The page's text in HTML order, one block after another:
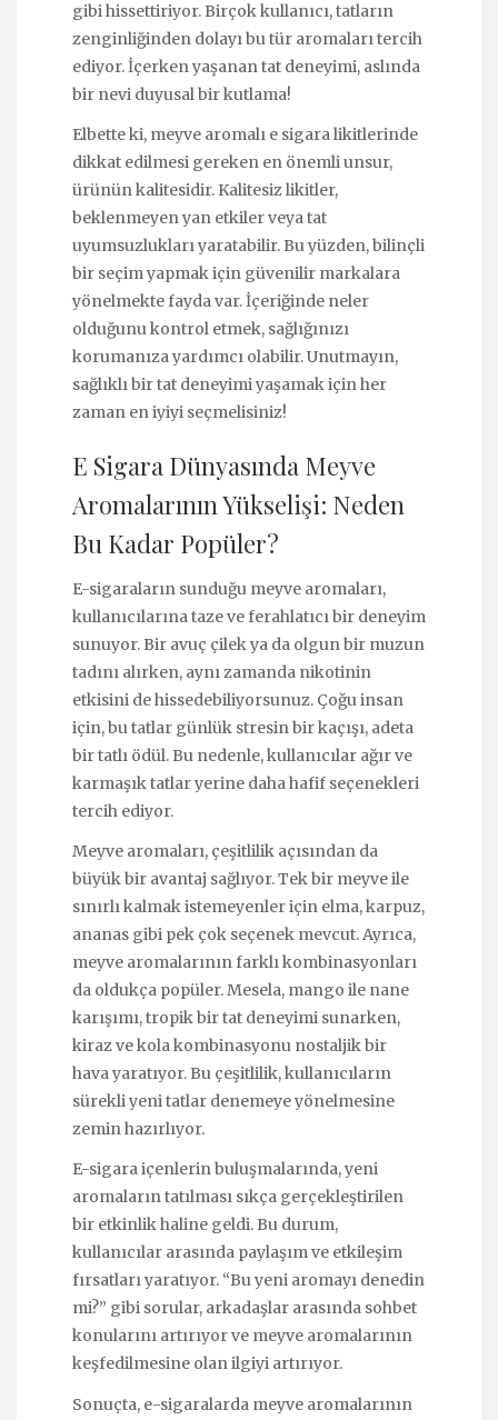
gibi hissettiriyor. Birçok kullanıcı, tatların
zenginliğinden dolayı bu tür aromaları tercih
ediyor. İçerken yaşanan tat deneyimi, aslında
bir nevi duyusal bir kutlama!
Elbette ki, meyve aromalı e sigara likitlerinde
dikkat edilmesi gereken en önemli unsur,
ürünün kalitesidir. Kalitesiz likitler,
beklenmeyen yan etkiler veya tat
uyumsuzlukları yaratabilir. Bu yüzden, bilinçli
bir seçim yapmak için güvenilir markalara
yönelmekte fayda var. İçeriğinde neler
olduğunu kontrol etmek, sağlığınızı
korumanıza yardımcı olabilir. Unutmayın,
sağlıklı bir tat deneyimi yaşamak için her
zaman en iyiyi seçmelisiniz!
E Sigara Dünyasında Meyve
Aromalarının Yükselişi: Neden
Bu Kadar Popüler?
E-sigaraların sunduğu meyve aromaları,
kullanıcılarına taze ve ferahlatıcı bir deneyim
sunuyor. Bir avuç çilek ya da olgun bir muzun
tadını alırken, aynı zamanda nikotinin
etkisini de hissedebiliyorsunuz. Çoğu insan
için, bu tatlar günlük stresin bir kaçışı, adeta
bir tatlı ödül. Bu nedenle, kullanıcılar ağır ve
karmaşık tatlar yerine daha hafif seçenekleri
tercih ediyor.
Meyve aromaları, çeşitlilik açısından da
büyük bir avantaj sağlıyor. Tek bir meyve ile
sınırlı kalmak istemeyenler için elma, karpuz,
ananas gibi pek çok seçenek mevcut. Ayrıca,
meyve aromalarının farklı kombinasyonları
da oldukça popüler. Mesela, mango ile nane
karışımı, tropik bir tat deneyimi sunarken,
kiraz ve kola kombinasyonu nostaljik bir
hava yaratıyor. Bu çeşitlilik, kullanıcıların
sürekli yeni tatlar denemeye yönelmesine
zemin hazırlıyor.
E-sigara içenlerin buluşmalarında, yeni
aromaların tatılması sıkça gerçekleştirilen
bir etkinlik haline geldi. Bu durum,
kullanıcılar arasında paylaşım ve etkileşim
fırsatları yaratıyor. “Bu yeni aromayı denedin
mi?” gibi sorular, arkadaşlar arasında sohbet
konularını artırıyor ve meyve aromalarının
keşfedilmesine olan ilgiyi artırıyor.
Sonuçta, e-sigaralarda meyve aromalarının